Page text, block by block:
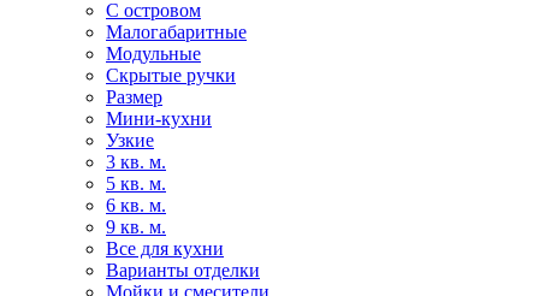
С островом
Малогабаритные
Модульные
Скрытые ручки
Размер
Мини-кухни
Узкие
3 кв. м.
5 кв. м.
6 кв. м.
9 кв. м.
Все для кухни
Варианты отделки
Мойки и смесители